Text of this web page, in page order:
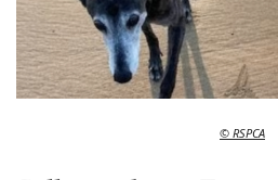
© RSPCA